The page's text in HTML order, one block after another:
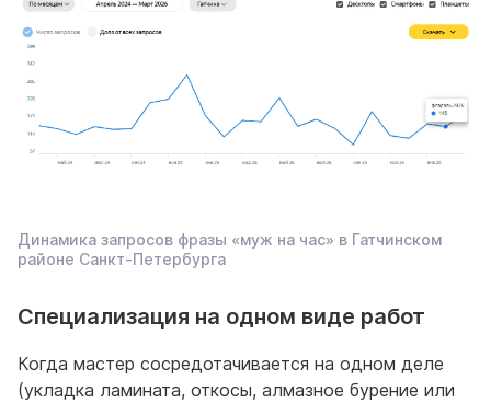
Динамика запросов фразы «муж на час» в Гатчинском
районе Санкт-Петербурга
Специализация на одном виде работ
Когда мастер сосредотачивается на одном деле
(укладка ламината, откосы, алмазное бурение или